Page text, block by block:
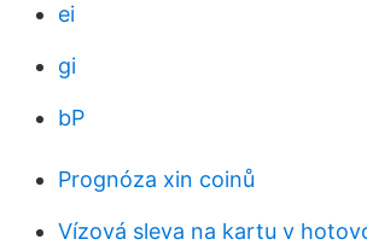
ei
gi
bP
Prognóza xin coinů
Vízová sleva na kartu v